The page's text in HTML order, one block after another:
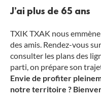
J’ai plus de 65 ans
TXIK TXAK nous
des amis. Rendez-vous
consulter les plans des
parti, on prépare son
Envie de profiter
notre territoire ?